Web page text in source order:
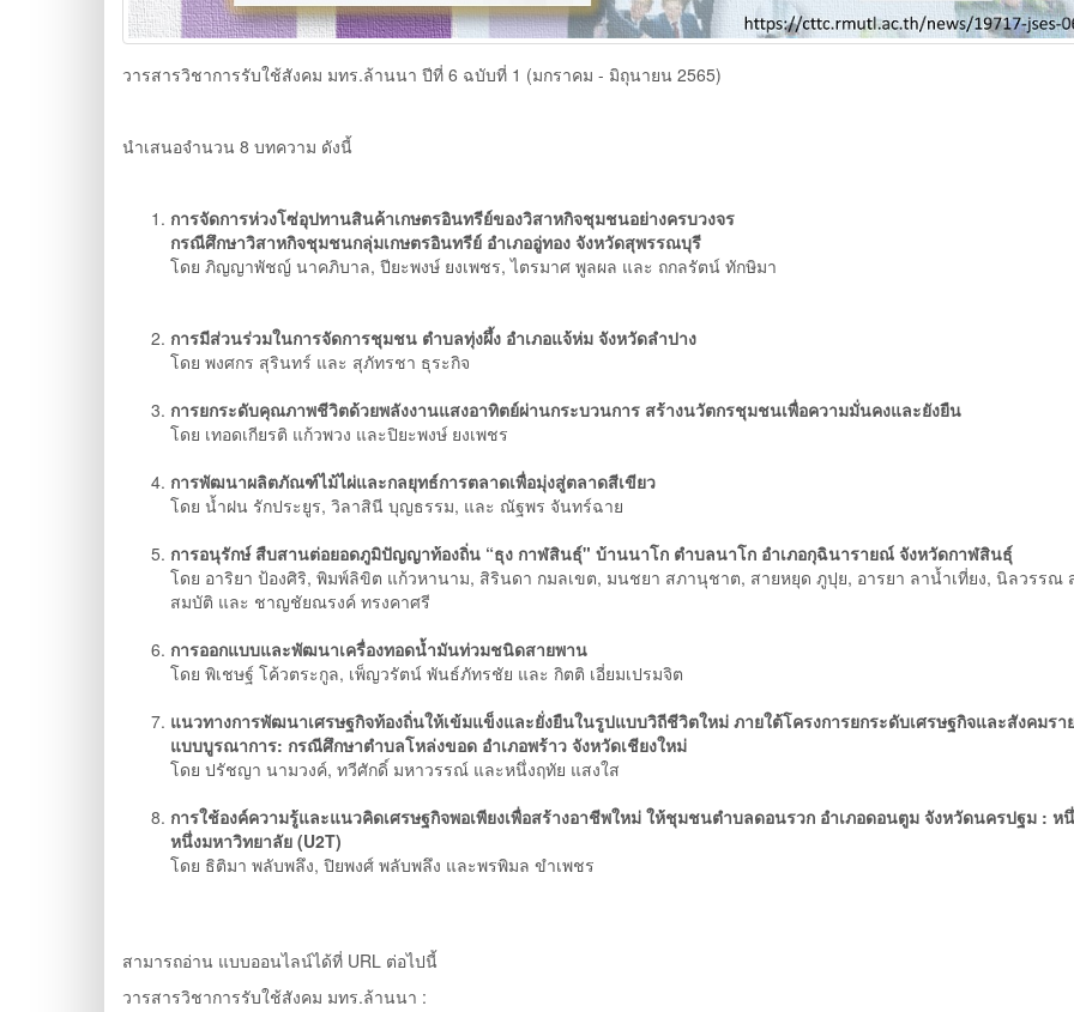
วารสารวิชาการรับใช้สังคม มทร.ล้านนา ปีที่ 6 ฉบับที่ 1 (มกราคม - มิถุนายน 2565)
นำเสนอจำนวน 8 บทความ ดังนี้
การจัดการห่วงโซ่อุปทานสินค้าเกษตรอินทรีย์ของวิสาหกิจชุมชนอย่างครบวงจร
กรณีศึกษาวิสาหกิจชุมชนกลุ่มเกษตรอินทรีย์ อําเภออู่ทอง จังหวัดสุพรรณบุรี
โดย ภิญญาพัชญ์ นาคภิบาล, ปียะพงษ์ ยงเพชร, ไตรมาศ พูลผล และ ถกลรัตน์ ทักษิมา
การมีส่วนร่วมในการจัดการชุมชน ตําบลทุ่งผึ้ง อําเภอแจ้ห่ม จังหวัดลําปาง
โดย พงศกร สุรินทร์ และ สุภัทรชา ธุระกิจ
การยกระดับคุณภาพชีวิตด้วยพลังงานแสงอาทิตย์ผ่านกระบวนการ สร้างนวัตกรชุมชนเพื่อความมั่นคงและยังยืน
โดย เทอดเกียรติ แก้วพวง และปิยะพงษ์ ยงเพชร
การพัฒนาผลิตภัณฑ์ไม้ไผ่และกลยุทธ์การตลาดเพื่อมุ่งสู่ตลาดสีเขียว
โดย น้ำฝน รักประยูร, วิลาสินี บุญธรรม, และ ณัฐพร จันทร์ฉาย
การอนุรักษ์ สืบสานต่อยอดภูมิปัญญาท้องถิ่น “ธุง กาฬสินธุ์" บ้านนาโก ตําบลนาโก อําเภอกุฉินารายณ์ จังหวัดกาฬสินธุ์
โดย อาริยา ป้องศิริ, พิมพ์ลิขิต แก้วหานาม, สิรินดา กมลเขต, มนชยา สภานุชาต, สายหยุด ภูปุย, อารยา ลาน้ำเที่ยง, นิลวรรณ
สมบัติ และ ชาญชัยณรงค์ ทรงคาศรี
การออกแบบและพัฒนาเครื่องทอดน้ำมันท่วมชนิดสายพาน
โดย พิเชษฐ์ โค้วตระกูล, เพ็ญวรัตน์ พันธ์ภัทรชัย และ กิตติ เอี่ยมเปรมจิต
แนวทางการพัฒนาเศรษฐกิจท้องถิ่นให้เข้มแข็งและยั่งยืนในรูปแบบวิถีชีวิตใหม่ ภายใต้โครงการยกระดับเศรษฐกิจและสังคมรา
แบบบูรณาการ: กรณีศึกษาตําบลโหล่งขอด อําเภอพร้าว จังหวัดเชียงใหม่
โดย ปรัชญา นามวงค์, ทวีศักดิ์ มหาวรรณ์ และหนึ่งฤทัย แสงใส
การใช้องค์ความรู้และแนวคิดเศรษฐกิจพอเพียงเพื่อสร้างอาชีพใหม่ ให้ชุมชนตําบลดอนรวก อําเภอดอนตูม จังหวัดนครปฐม : ห
หนึ่งมหาวิทยาลัย (U2T)
โดย ธิติมา พลับพลึง, ปิยพงศ์ พลับพลึง และพรพิมล ขำเพชร
สามารถอ่าน แบบออนไลน์ได้ที่ URL ต่อไปนี้
วารสารวิชาการรับใช้สังคม มทร.ล้านนา :